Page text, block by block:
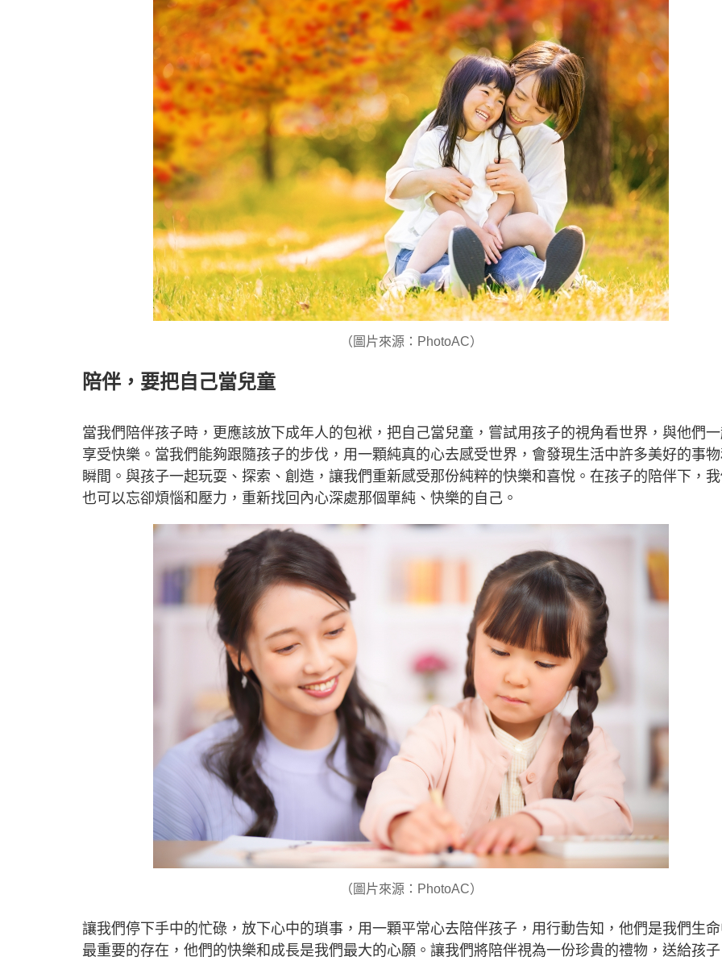
（圖片來源：PhotoAC）
陪伴，要把自己當兒童
當我們陪伴孩子時，更應該放下成年人的包袱，把自己當兒童，嘗試用孩子的視角看世界，與他們
享受快樂。當我們能夠跟隨孩子的步伐，用一顆純真的心去感受世界，會發現生活中許多美好的事
瞬間。與孩子一起玩耍、探索、創造，讓我們重新感受那份純粹的快樂和喜悅。在孩子的陪伴下，
也可以忘卻煩惱和壓力，重新找回內心深處那個單純、快樂的自己。
（圖片來源：PhotoAC）
讓我們停下手中的忙碌，放下心中的瑣事，用一顆平常心去陪伴孩子，用行動告知，他們是我們生
最重要的存在，他們的快樂和成長是我們最大的心願。讓我們將陪伴視為一份珍貴的禮物，送給孩